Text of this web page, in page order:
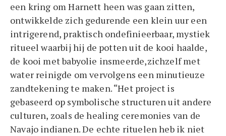
een kring om Harnett heen was gaan zitten,
ontwikkelde zich gedurende een klein uur een
intrigerend, praktisch ondefinieerbaar, mystiek
ritueel waarbij hij de potten uit de kooi haalde,
de kooi met babyolie insmeerde,zichzelf met
water reinigde om vervolgens een minutieuze
zandtekening te maken. “Het project is
gebaseerd op symbolische structuren uit andere
culturen, zoals de healing ceremonies van de
Navajo indianen. De echte rituelen heb ik niet